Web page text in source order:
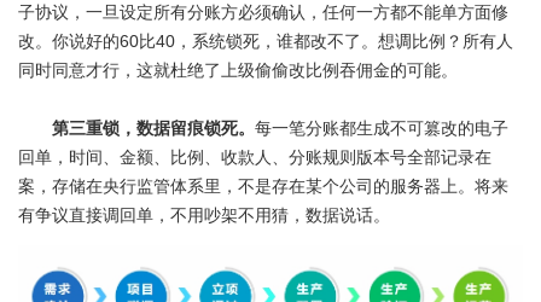
子协议，一旦设定所有分账方必须确认，任何一方都不能单方面修
改。你说好的60比40，系统锁死，谁都改不了。想调比例？所有人
同时同意才行，这就杜绝了上级偷偷改比例吞佣金的可能。
第三重锁，数据留痕锁死。 每一笔分账都生成不可篡改的电子
回单，时间、金额、比例、收款人、分账规则版本号全部记录在
案，存储在央行监管体系里，不是存在某个公司的服务器上。将来
有争议直接调回单，不用吵架不用猜，数据说话。